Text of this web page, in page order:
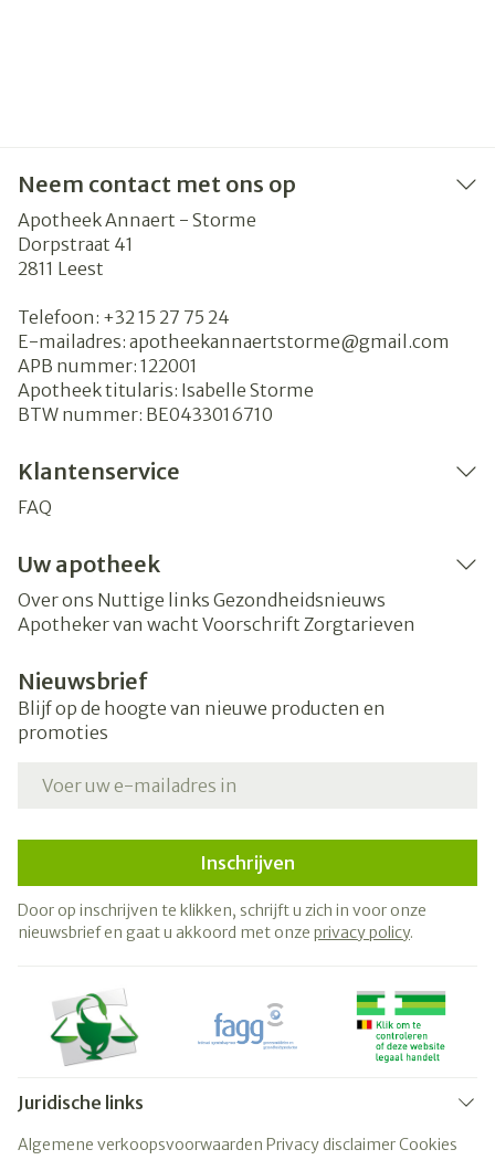
Neem contact met ons op
Apotheek Annaert - Storme
Dorpstraat 41
2811 Leest
Telefoon: +32 15 27 75 24
E-mailadres: apotheekannaertstorme@gmail.com
APB nummer: 122001
Apotheek titularis: Isabelle Storme
BTW nummer: BE0433016710
Klantenservice
FAQ
Uw apotheek
Over ons Nuttige links Gezondheidsnieuws
Apotheker van wacht Voorschrift Zorgtarieven
Nieuwsbrief
Blijf op de hoogte van nieuwe producten en
promoties
Inschrijven
Door op inschrijven te klikken, schrijft u zich in voor onze
nieuwsbrief en gaat u akkoord met onze privacy policy.
Juridische links
Algemene verkoopsvoorwaarden Privacy disclaimerCookies